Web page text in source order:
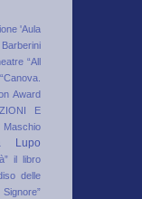
'Aula
“All
“Canova.
Award
E
Lupo
il libro
delle